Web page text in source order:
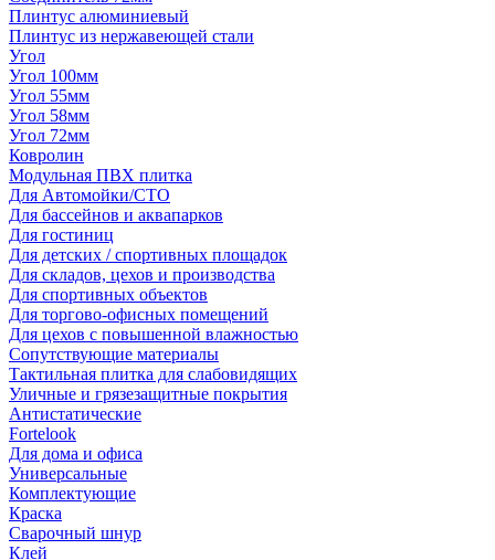
Плинтус алюминиевый
Плинтус из нержавеющей стали
Угол
Угол 100мм
Угол 55мм
Угол 58мм
Угол 72мм
Ковролин
Модульная ПВХ плитка
Для Автомойки/СТО
Для бассейнов и аквапарков
Для гостиниц
Для детских / спортивных площадок
Для складов, цехов и производства
Для спортивных объектов
Для торгово-офисных помещений
Для цехов с повышенной влажностью
Сопутствующие материалы
Тактильная плитка для слабовидящих
Уличные и грязезащитные покрытия
Антистатические
Fortelook
Для дома и офиса
Универсальные
Комплектующие
Краска
Сварочный шнур
Клей